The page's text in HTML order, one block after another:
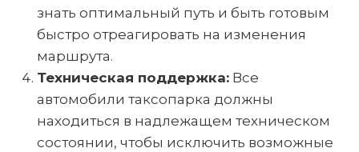
знать оптимальный путь и быть готовым
быстро отреагировать на изменения
маршрута.
Техническая поддержка:Все
автомобили таксопарка должны
находиться в надлежащем техническом
состоянии, чтобы исключить возможные